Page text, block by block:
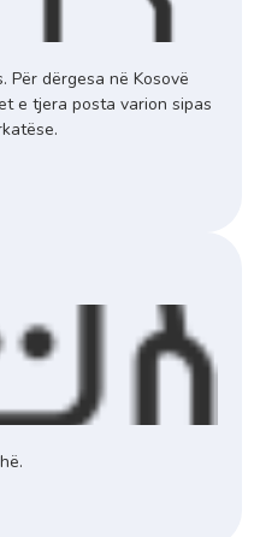
Për dërgesa në Kosovë
e tjera posta varion sipas